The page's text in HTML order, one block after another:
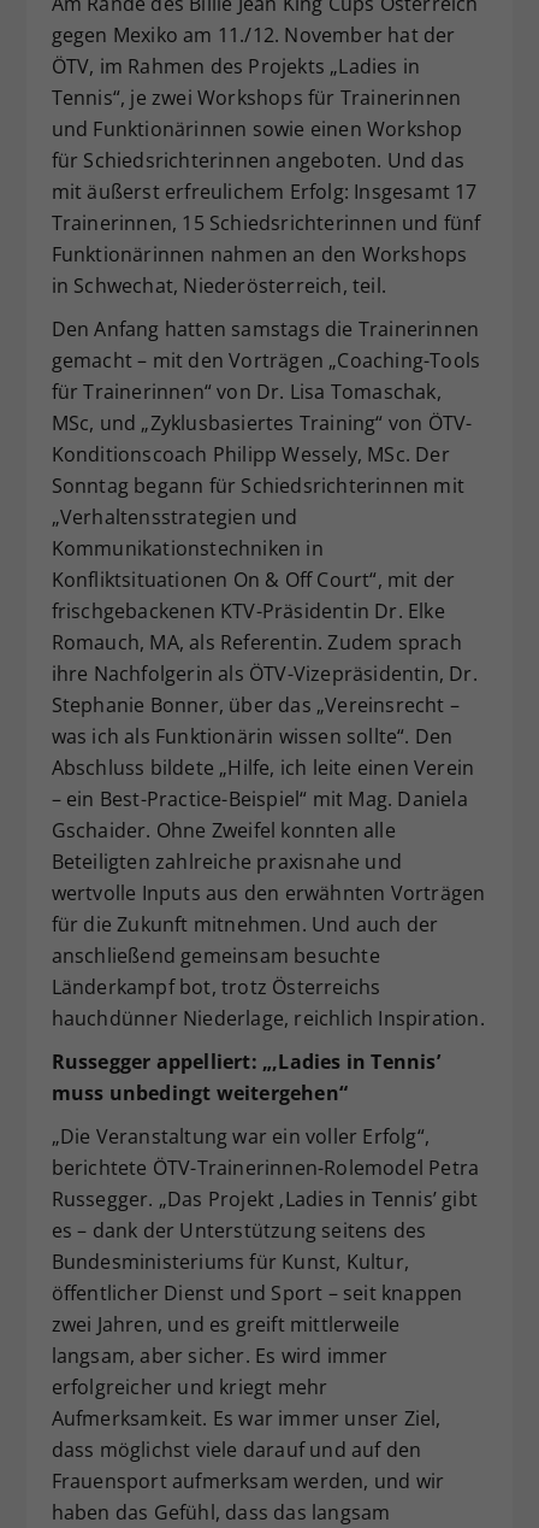
gegen Mexiko am 11./12. November hat der
ÖTV, im Rahmen des Projekts „Ladies in
Tennis“, je zwei Workshops für Trainerinnen
und Funktionärinnen sowie einen Workshop
für Schiedsrichterinnen angeboten. Und das
mit äußerst erfreulichem Erfolg: Insgesamt 17
Trainerinnen, 15 Schiedsrichterinnen und fünf
Funktionärinnen nahmen an den Workshops
in Schwechat, Niederösterreich, teil.
Den Anfang hatten samstags die Trainerinnen
gemacht – mit den Vorträgen „Coaching-Tools
für Trainerinnen“ von Dr. Lisa Tomaschak,
MSc, und „Zyklusbasiertes Training“ von ÖTV-
Konditionscoach Philipp Wessely, MSc. Der
Sonntag begann für Schiedsrichterinnen mit
„Verhaltensstrategien und
Kommunikationstechniken in
Konfliktsituationen On & Off Court“, mit der
frischgebackenen KTV-Präsidentin Dr. Elke
Romauch, MA, als Referentin. Zudem sprach
ihre Nachfolgerin als ÖTV-Vizepräsidentin, Dr.
Stephanie Bonner, über das „Vereinsrecht –
was ich als Funktionärin wissen sollte“. Den
Abschluss bildete „Hilfe, ich leite einen Verein
– ein Best-Practice-Beispiel“ mit Mag. Daniela
Gschaider. Ohne Zweifel konnten alle
Beteiligten zahlreiche praxisnahe und
wertvolle Inputs aus den erwähnten Vorträgen
für die Zukunft mitnehmen. Und auch der
anschließend gemeinsam besuchte
Länderkampf bot, trotz Österreichs
hauchdünner Niederlage, reichlich Inspiration.
Russegger appelliert: „‚Ladies in Tennis’
muss unbedingt weitergehen“
„Die Veranstaltung war ein voller Erfolg“,
berichtete ÖTV-Trainerinnen-Rolemodel Petra
Russegger. „Das Projekt ‚Ladies in Tennis’ gibt
es – dank der Unterstützung seitens des
Bundesministeriums für Kunst, Kultur,
öffentlicher Dienst und Sport – seit knappen
zwei Jahren, und es greift mittlerweile
langsam, aber sicher. Es wird immer
erfolgreicher und kriegt mehr
Aufmerksamkeit. Es war immer unser Ziel,
dass möglichst viele darauf und auf den
Frauensport aufmerksam werden, und wir
haben das Gefühl, dass das langsam
Zweck
Dieser Wert speichert Ihre Consent-
Einstellungen. Unter anderem eine
zufällig generierte ID, für die
historische Speicherung Ihrer
vorgenommen Einstellungen, falls der
Webseiten-Betreiber dies eingestellt
hat.